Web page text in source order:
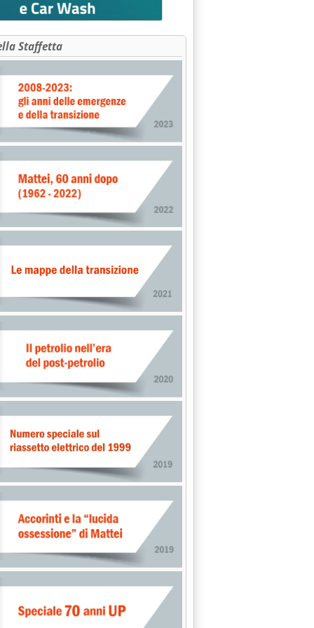
MINAMBIENTE SU COMPILAZIONE REGISTRI E
alle 0.0.
3 P.V. A PISA E PISTOIA'
0.0.
GENERALE ENERGIA'
ILLUSTRATIVA'
Staffetta